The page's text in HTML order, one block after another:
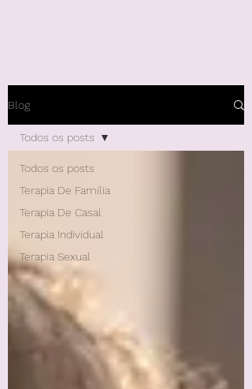
Blog
Todos os posts
Terapia De Família
Terapia De Casal
Terapia Individual
Terapia Sexual
Todos os posts